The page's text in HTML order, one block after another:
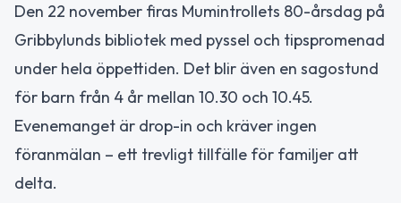
Den 22 november firas Mumintrollets 80-årsdag på
Gribbylunds bibliotek med pyssel och tipspromenad
under hela öppettiden. Det blir även en sagostund
för barn från 4 år mellan 10.30 och 10.45.
Evenemanget är drop-in och kräver ingen
föranmälan – ett trevligt tillfälle för familjer att
delta.